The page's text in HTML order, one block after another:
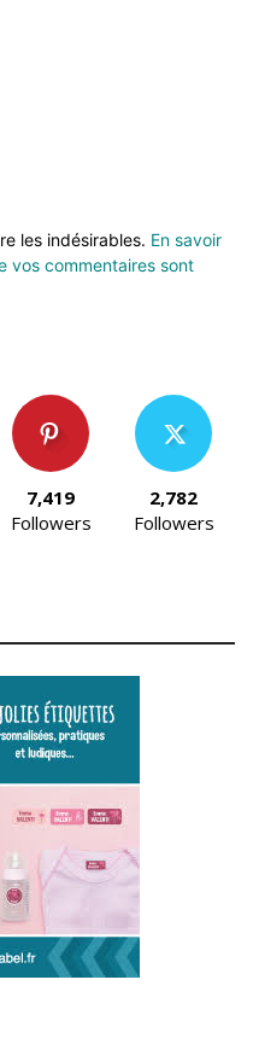
les indésirables. En savoir
vos commentaires sont
7,419
Followers
2,782
Followers